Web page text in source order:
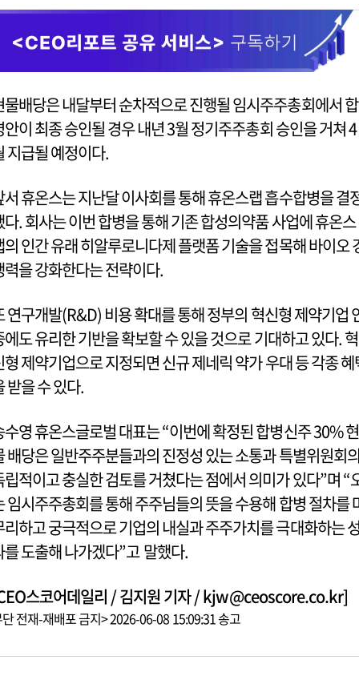
물배당은 내달부터 순차적으로 진행될 임시주주총회에서 합
안이 최종 승인될 경우 내년 3월 정기주주총회 승인을 거쳐 4
지급될 예정이다.
서 휴온스는 지난달 이사회를 통해 휴온스랩 흡수합병을 결
다. 회사는 이번 합병을 통해 기존 합성의약품 사업에 휴온스
의 인간 유래 히알루로니다제 플랫폼 기술을 접목해 바이오
력을 강화한다는 전략이다.
연구개발(R&D) 비용 확대를 통해 정부의 혁신형 제약기업
에도 유리한 기반을 확보할 수 있을 것으로 기대하고 있다. 혁
형 제약기업으로 지정되면 신규 제네릭 약가 우대 등 각종 혜
받을 수 있다.
수영 휴온스글로벌 대표는 “이번에 확정된 합병신주 30% 현
배당은 일반주주분들과의 진정성 있는 소통과 특별위원회의
립적이고 충실한 검토를 거쳤다는 점에서 의미가 있다”며 “
임시주주총회를 통해 주주님들의 뜻을 수용해 합병 절차를
리하고 궁극적으로 기업의 내실과 주주가치를 극대화하는 성
를 도출해 나가겠다”고 말했다.
스코어데일리 / 김지원 기자 / kjw@ceoscore.co.kr]
전재-재배포 금지> 2026-06-08 15:09:31 송고